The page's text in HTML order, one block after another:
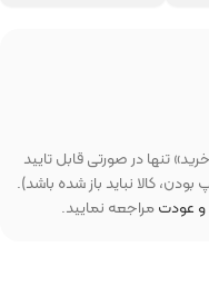
تنها در صورتی قابل تایید
کالا نباید باز شده باشد).
عودتمراجعه نمایید.